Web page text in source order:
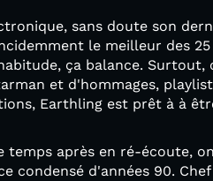
sans doute son
le meilleur des
ça balance.
et d'hommages,
Earthling est prêt à à
temps après en ré-écoute,
condensé d'années 90.